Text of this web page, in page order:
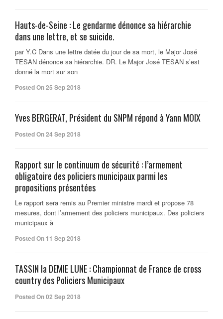
Hauts-de-Seine : Le gendarme dénonce sa hiérarchie
dans une lettre, et se suicide.
par Y.C Dans une lettre datée du jour de sa mort, le Major José
TESAN dénonce sa hiérarchie. DR. Le Major José TESAN s’est
donné la mort sur son
Posted On 25 Sep 2018
Yves BERGERAT, Président du SNPM répond à Yann MOIX
Posted On 24 Sep 2018
Rapport sur le continuum de sécurité : l’armement
obligatoire des policiers municipaux parmi les
propositions présentées
Le rapport sera remis au Premier ministre mardi et propose 78
mesures, dont l’armement des policiers municipaux. Des policiers
municipaux à
Posted On 11 Sep 2018
TASSIN la DEMIE LUNE : Championnat de France de cross
country des Policiers Municipaux
Posted On 02 Sep 2018